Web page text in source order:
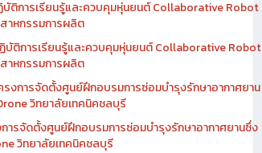
ติการเรียนรู้และควบคุมหุ่นยนต์ Collaborative Robot
าหกรรมการผลิต
ติการเรียนรู้และควบคุมหุ่นยนต์ Collaborative Robot
าหกรรมการผลิต
งการจัดตั้งศูนย์ฝึกอบรมการซ่อมบำรุงรักษาอากาศยาน
วิทยาลัยเทคนิคชลบุรี
ารจัดตั้งศูนย์ฝึกอบรมการซ่อมบำรุงรักษาอากาศยานซึ่ง
วิทยาลัยเทคนิคชลบุรี